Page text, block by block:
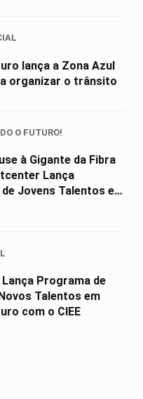
lança a Zona Azul
organizar o trânsito
O FUTURO!
à Gigante da Fibra
Lança
Jovens Talentos e
Programa de
Talentos em
com o CIEE